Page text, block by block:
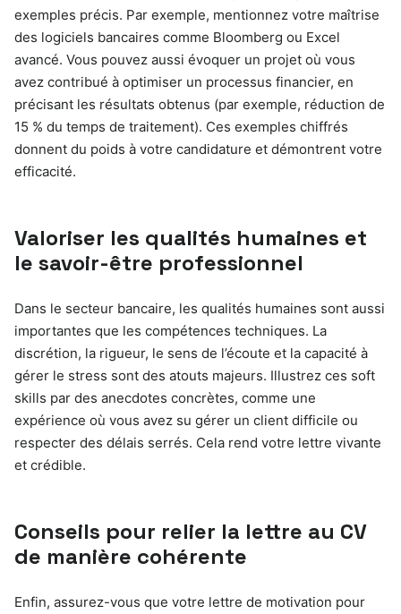
exemples précis. Par exemple, mentionnez votre maîtrise
des logiciels bancaires comme Bloomberg ou Excel
avancé. Vous pouvez aussi évoquer un projet où vous
avez contribué à optimiser un processus financier, en
précisant les résultats obtenus (par exemple, réduction de
15 % du temps de traitement). Ces exemples chiffrés
donnent du poids à votre candidature et démontrent votre
efficacité.
Valoriser les qualités humaines et
le savoir-être professionnel
Dans le secteur bancaire, les qualités humaines sont aussi
importantes que les compétences techniques. La
discrétion, la rigueur, le sens de l’écoute et la capacité à
gérer le stress sont des atouts majeurs. Illustrez ces soft
skills par des anecdotes concrètes, comme une
expérience où vous avez su gérer un client difficile ou
respecter des délais serrés. Cela rend votre lettre vivante
et crédible.
Conseils pour relier la lettre au CV
de manière cohérente
Enfin, assurez-vous que votre lettre de motivation pour